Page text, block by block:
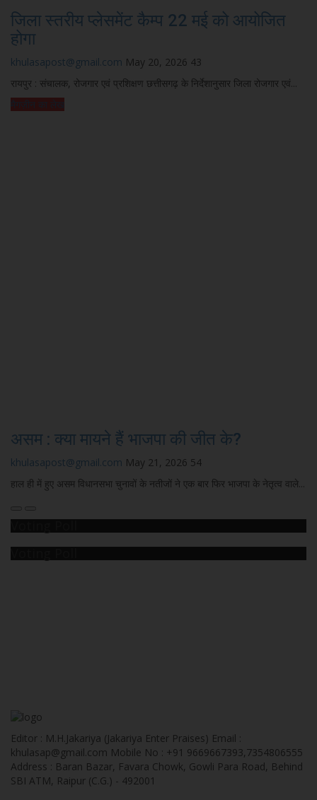
जिला स्तरीय प्लेसमेंट कैम्प 22 मई को आयोजित
होगा
khulasapost@gmail.com May 20, 2026 43
रायपुर : संचालक, रोजगार एवं प्रशिक्षण छत्तीसगढ़ के निर्देशानुसार जिला रोजगार एवं...
असम : क्या मायने हैं भाजपा की जीत के?
khulasapost@gmail.com May 21, 2026 54
हाल ही में हुए असम विधानसभा चुनावों के नतीजों ने एक बार फिर भाजपा के नेतृत्व वाले...
Editor : M.H.Jakariya (Jakariya Enter Praises) Email :
khulasap@gmail.com Mobile No : +91 9669667393,7354806555
Address : Baran Bazar, Favara Chowk, Gowli Para Road, Behind
SBI ATM, Raipur (C.G.) - 492001